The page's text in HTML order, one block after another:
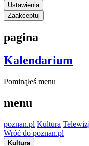
Ustawienia
Zaakceptuj
pagina
Kalendarium
Pominąłeś menu
menu
poznan.pl Kultura
Wróć do poznan.pl
Kultura